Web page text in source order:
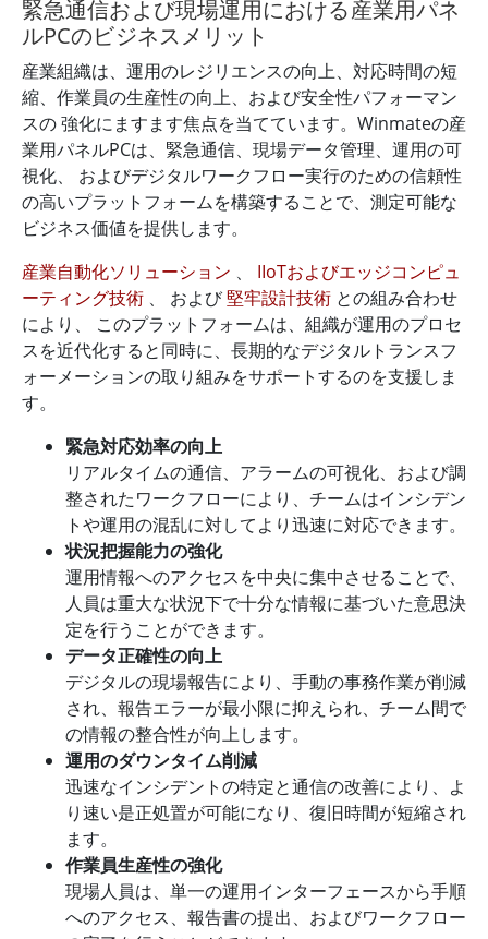
緊急通信および現場運用における産業用パネ
ルPCのビジネスメリット
産業組織は、運用のレジリエンスの向上、対応時間の短
縮、作業員の生産性の向上、および安全性パフォーマン
スの 強化にますます焦点を当てています。Winmateの産
業用パネルPCは、緊急通信、現場データ管理、運用の可
視化、 およびデジタルワークフロー実行のための信頼性
の高いプラットフォームを構築することで、測定可能な
ビジネス価値を提供します。
産業自動化ソリューション 、 IIoTおよびエッジコンピュ
ーティング技術 、 および堅牢設計技術 との組み合わせ
により、 このプラットフォームは、組織が運用のプロセ
スを近代化すると同時に、長期的なデジタルトランスフ
ォーメーションの取り組みをサポートするのを支援しま
す。
緊急対応効率の向上
リアルタイムの通信、アラームの可視化、および調
整されたワークフローにより、チームはインシデン
トや運用の混乱に対してより迅速に対応できます。
状況把握能力の強化
運用情報へのアクセスを中央に集中させることで、
人員は重大な状況下で十分な情報に基づいた意思決
定を行うことができます。
データ正確性の向上
デジタルの現場報告により、手動の事務作業が削減
され、報告エラーが最小限に抑えられ、チーム間で
の情報の整合性が向上します。
運用のダウンタイム削減
迅速なインシデントの特定と通信の改善により、よ
り速い是正処置が可能になり、復旧時間が短縮され
ます。
作業員生産性の強化
現場人員は、単一の運用インターフェースから手順
へのアクセス、報告書の提出、およびワークフロー